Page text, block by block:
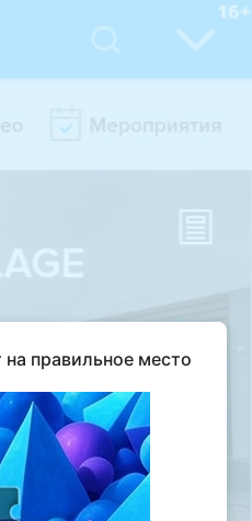
правильное место